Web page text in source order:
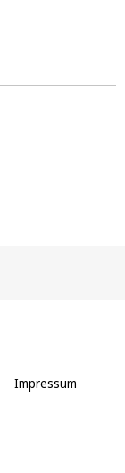
Impressum